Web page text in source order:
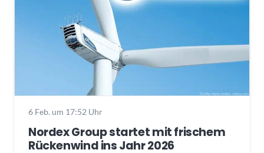
6 Feb. um 17:52 Uhr
Nordex Group startet mit frischem
Rückenwind ins Jahr 2026